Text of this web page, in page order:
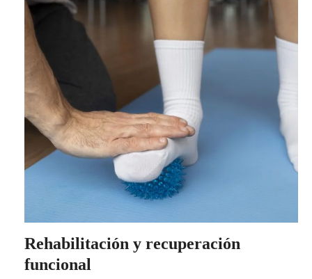
Rehabilitación y recuperación
funcional